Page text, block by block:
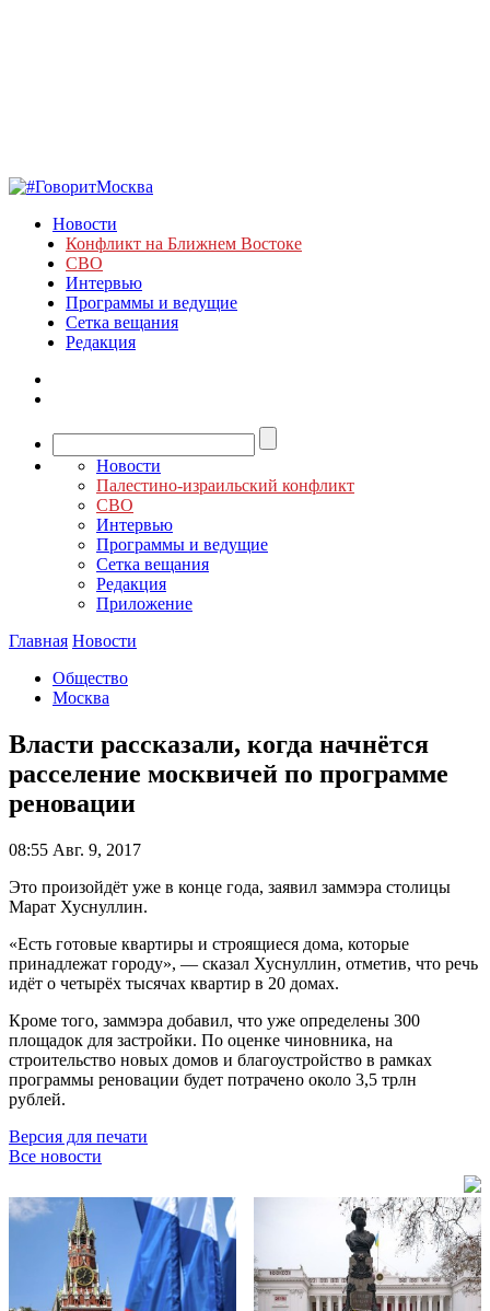
Новости
Конфликт на Ближнем Востоке
СВО
Интервью
Программы и ведущие
Сетка вещания
Редакция
Новости
Палестино-израильский конфликт
СВО
Интервью
Программы и ведущие
Сетка вещания
Редакция
Приложение
Главная Новости
Общество
Москва
Власти рассказали, когда начнётся
расселение москвичей по программе
реновации
08:55 Авг. 9, 2017
Это произойдёт уже в конце года, заявил заммэра столицы
Марат Хуснуллин.
«Есть готовые квартиры и строящиеся дома, которые
принадлежат городу», — сказал Хуснуллин, отметив, что речь
идёт о четырёх тысячах квартир в 20 домах.
Кроме того, заммэра добавил, что уже определены 300
площадок для застройки. По оценке чиновника, на
строительство новых домов и благоустройство в рамках
программы реновации будет потрачено около 3,5 трлн
рублей.
Версия для печати
Все новости